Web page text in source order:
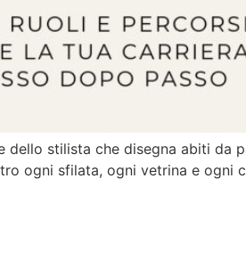
stilista che disegna abiti da
ogni sfilata, ogni vetrina e ogni